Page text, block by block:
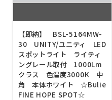
【即納】 BSL-5164MW-
30 UNITY/ユニティ LED
スポットライト ライティ
ングレール取付 1000Lm
クラス 色温度3000K 中
角 本体ホワイト ☆Bulie
FINE HOPE SPOT☆